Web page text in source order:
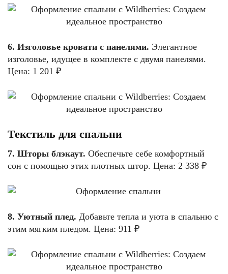
6. Изголовье кровати с панелями. Элегантное
изголовье, идущее в комплекте с двумя панелями.
Цена: 1 201 ₽
Текстиль для спальни
7. Шторы блэкаут. Обеспечьте себе комфортный
сон с помощью этих плотных штор. Цена: 2 338 ₽
8. Уютный плед. Добавьте тепла и уюта в спальню с
этим мягким пледом. Цена: 911 ₽